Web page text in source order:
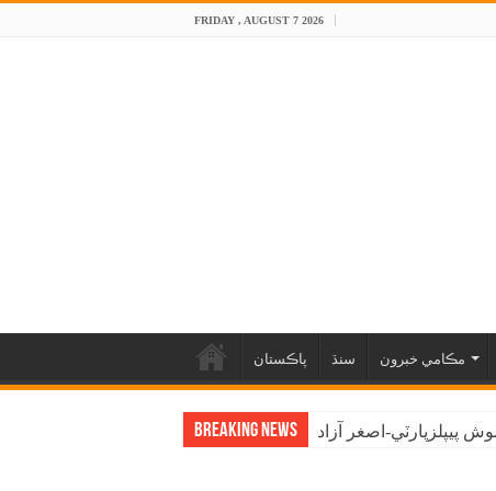
FRIDAY , AUGUST 7 2026
پاڪستان سنڌ مڪامي خبرون
Breaking News پيپلزپارٽي-اصغر آزاد